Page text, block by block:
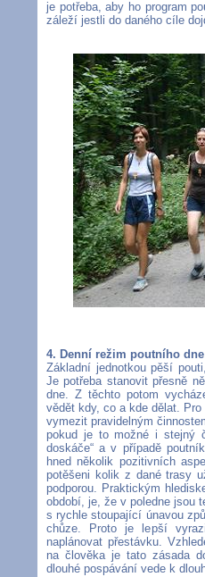
je potřeba, aby ho program
záleží jestli do daného cíle
4. Denní režim poutního dne
Základní jednotkou pěší
Je potřeba stanovit přesně
dne. Z těchto potom
vědět kdy, co a kde dělat.
vymezit pravidelným
pokud je to možné i stejný
doskáče“ a v případě
hned několik pozitivních
potěšeni kolik z dané trasy
podporou. Praktickým
období, je, že v poledne jsou
s rychle stoupající únavou
chůze. Proto je lepší
naplánovat přestávku.
na člověka je tato zásada
dlouhé pospávání vede k